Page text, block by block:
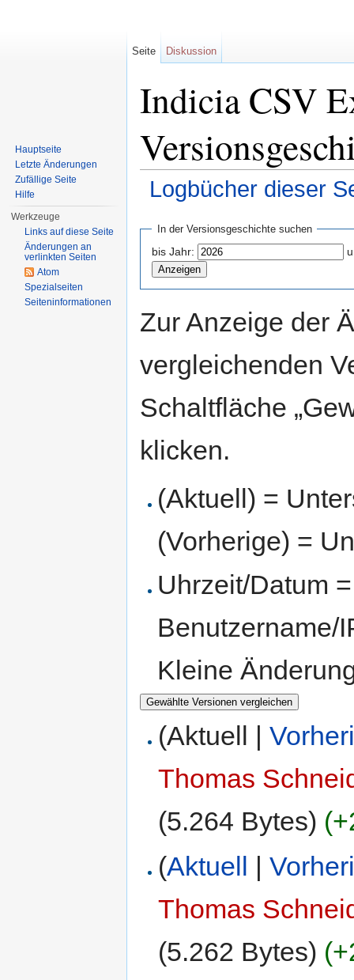
Indicia CSV
Logbücher dieser
In der Versionsgeschichte suchen
bis Jahr:
Zur Anzeige der
vergleichenden
Schaltfläche
klicken.
(Aktuell) =
(Vorherige) =
Uhrzeit/Datum
Benutzername/
Kleine
(Aktuell |
Thomas
(5.264 Bytes)
(Aktuell |
Thomas
(5.262 Bytes)
Seite Diskussion
Hauptseite
Letzte Änderungen
Zufällige Seite
Hilfe
Werkzeuge
Links auf diese Seite
Änderungen an
verlinkten Seiten
Atom
Spezialseiten
Seiten­informationen